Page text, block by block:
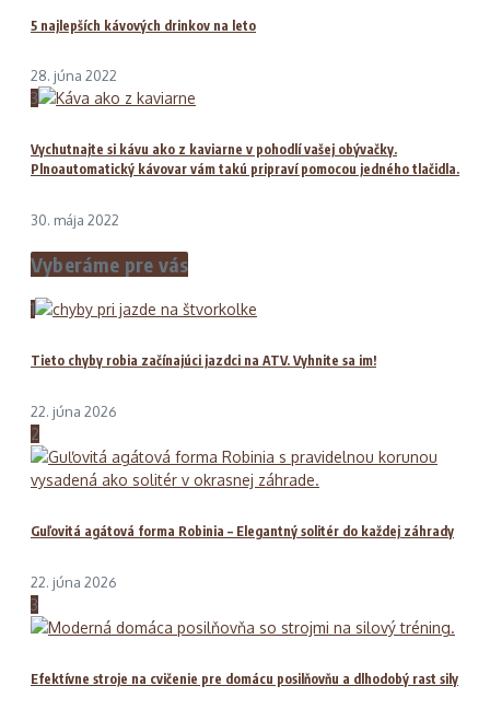
5 najlepších kávových drinkov na leto
28. júna 2022
3
Vychutnajte si kávu ako z kaviarne v pohodlí vašej obývačky.
Plnoautomatický kávovar vám takú pripraví pomocou jedného tlačidla.
30. mája 2022
Vyberáme pre vás
1
Tieto chyby robia začínajúci jazdci na ATV. Vyhnite sa im!
22. júna 2026
2
Guľovitá agátová forma Robinia – Elegantný solitér do každej záhrady
22. júna 2026
3
Efektívne stroje na cvičenie pre domácu posilňovňu a dlhodobý rast sily